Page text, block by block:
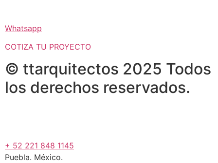
Whatsapp
COTIZA TU PROYECTO
© ttarquitectos 2025 Todos
los derechos reservados.
+ 52 221 848 1145
Puebla. México.